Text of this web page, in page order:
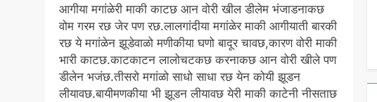
आगीया मगांळेरी माकी काटछ आन वोरी खील डीलेम भंजाडनाकछ
वोम गरम रछ जेर पण रछ.लालगांदीया मगांळेर माकी आगीयाती बारकी
रछ ये मगांळेन झूडेवाळो मणीकीया घणो बादूर चावछ,कारण वोरी माकी
भारी काटछ.काटकाटन लालोचटकछ करनाकछ आन वोरी खीले पण
डीलेन भजंछ.तीसरो मगांळो साधो साधा रछ येन कोयी झूडन
लीयावछ.बायीमणकीया भी झूडन लीयावछ येरी माकी काटेनी नीसताछ